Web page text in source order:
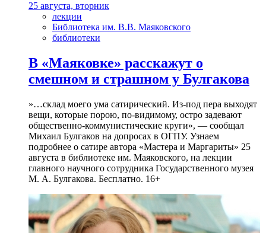
25 августа, вторник
лекции
Библиотека им. В.В. Маяковского
библиотеки
В «Маяковке» расскажут о
смешном и страшном у Булгакова
»…склад моего ума сатирический. Из-под пера выходят
вещи, которые порою, по-видимому, остро задевают
общественно-коммунистические круги», — сообщал
Михаил Булгаков на допросах в ОГПУ. Узнаем
подробнее о сатире автора «Мастера и Маргариты» 25
августа в библиотеке им. Маяковского, на лекции
главного научного сотрудника Государственного музея
М. А. Булгакова. Бесплатно. 16+